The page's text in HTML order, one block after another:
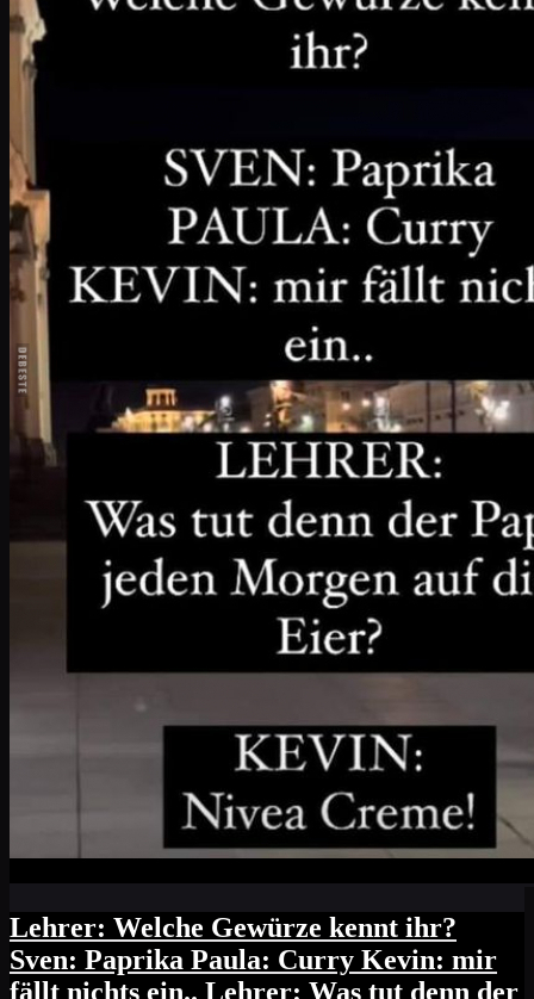
Lehrer: Welche Gewürze kennt ihr?
Sven: Paprika Paula: Curry Kevin: mir
fällt nichts ein.. Lehrer: Was tut denn der